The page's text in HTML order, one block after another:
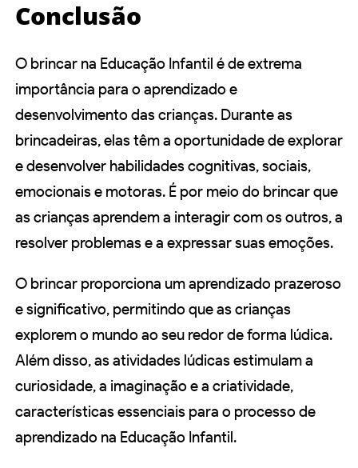
Conclusão
O brincar na Educação Infantil é de extrema
importância para o aprendizado e
desenvolvimento das crianças. Durante as
brincadeiras, elas têm a oportunidade de explorar
e desenvolver habilidades cognitivas, sociais,
emocionais e motoras. É por meio do brincar que
as crianças aprendem a interagir com os outros, a
resolver problemas e a expressar suas emoções.
O brincar proporciona um aprendizado prazeroso
e significativo, permitindo que as crianças
explorem o mundo ao seu redor de forma lúdica.
Além disso, as atividades lúdicas estimulam a
curiosidade, a imaginação e a criatividade,
características essenciais para o processo de
aprendizado na Educação Infantil.